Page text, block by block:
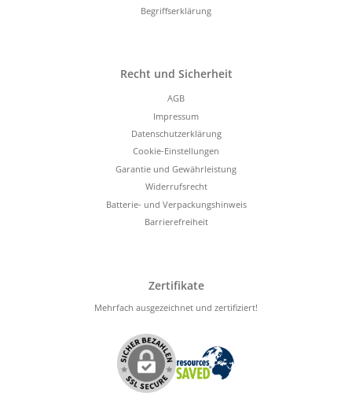
Begriffserklärung
Recht und Sicherheit
AGB
Impressum
Datenschutzerklärung
Cookie-Einstellungen
Garantie und Gewährleistung
Widerrufsrecht
Batterie- und Verpackungshinweis
Barrierefreiheit
Zertifikate
Mehrfach ausgezeichnet und zertifiziert!